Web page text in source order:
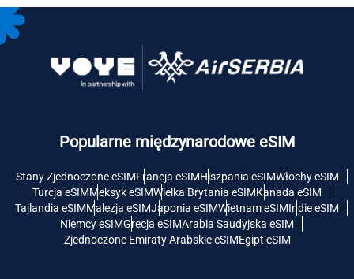
Popularne międzynarodowe eSIM
Stany Zjednoczone eSIMFrancja eSIMHiszpania eSIMWłochy eSIM
Turcja eSIMMeksyk eSIMWielka Brytania eSIMKanada eSIM
Tajlandia eSIMMalezja eSIMJaponia eSIMWietnam eSIMIndie eSIM
Niemcy eSIMGrecja eSIMArabia Saudyjska eSIM
Zjednoczone Emiraty Arabskie eSIMEgipt eSIM